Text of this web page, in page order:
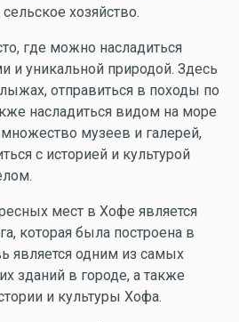
хозяйство.
где можно насладиться
и уникальной природой. Здесь
отправиться в походы по
насладиться видом на море
музеев и галерей,
с историей и культурой
мест в Хофе является
которая была построена в
является одним из самых
зданий в городе, а также
и культуры Хофа.